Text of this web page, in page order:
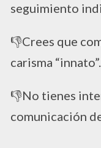
seguimiento
​👎Crees que
carisma “innato”.
​👎No tienes
comunicación